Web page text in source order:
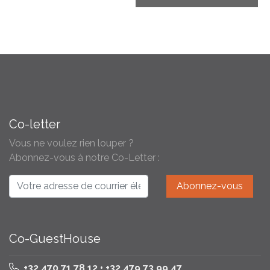
Co-letter
Vous ne voulez rien louper ?
Abonnez-vous à notre Co-Letter :
Co-GuestHouse